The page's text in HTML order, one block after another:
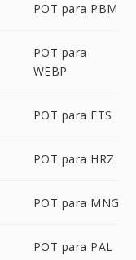
POT para PBM
POT para
WEBP
POT para FTS
POT para HRZ
POT para MNG
POT para PAL